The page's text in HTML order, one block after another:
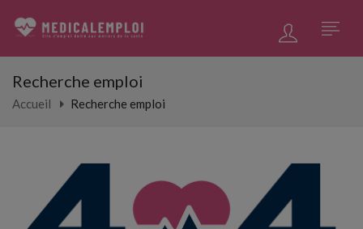
Recherche emploi
Accueil Recherche emploi